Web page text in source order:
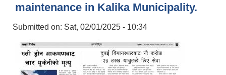
maintenance in Kalika Municipality.
Submitted on: Sat, 02/01/2025 - 10:34